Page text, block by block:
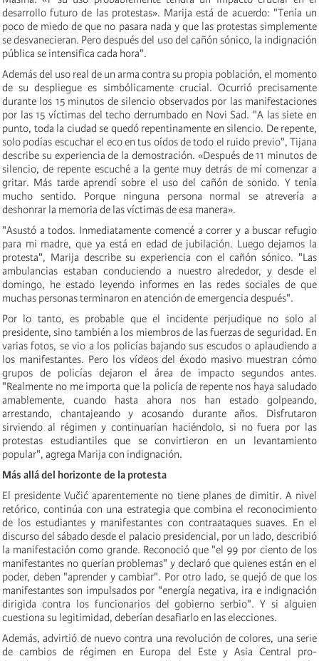
desarrollo futuro de las protestas». Marija está de acuerdo: "Tenía un
poco de miedo de que no pasara nada y que las protestas simplemente
se desvanecieran. Pero después del uso del cañón sónico, la indignación
pública se intensifica cada hora".
Además del uso real de un arma contra su propia población, el momento
de su despliegue es simbólicamente crucial. Ocurrió precisamente
durante los 15 minutos de silencio observados por las manifestaciones
por las 15 víctimas del techo derrumbado en Novi Sad. "A las siete en
punto, toda la ciudad se quedó repentinamente en silencio. De repente,
solo podías escuchar el eco en tus oídos de todo el ruido previo", Tijana
describe su experiencia de la demostración. «Después de 11 minutos de
silencio, de repente escuché a la gente muy detrás de mí comenzar a
gritar. Más tarde aprendí sobre el uso del cañón de sonido. Y tenía
mucho sentido. Porque ninguna persona normal se atrevería a
deshonrar la memoria de las víctimas de esa manera».
"Asustó a todos. Inmediatamente comencé a correr y a buscar refugio
para mi madre, que ya está en edad de jubilación. Luego dejamos la
protesta", Marija describe su experiencia con el cañón sónico. "Las
ambulancias estaban conduciendo a nuestro alrededor, y desde el
domingo, he estado leyendo informes en las redes sociales de que
muchas personas terminaron en atención de emergencia después".
Por lo tanto, es probable que el incidente perjudique no solo al
presidente, sino también a los miembros de las fuerzas de seguridad. En
varias fotos, se vio a los policías bajando sus escudos o aplaudiendo a
los manifestantes. Pero los vídeos del éxodo masivo muestran cómo
grupos de policías dejaron el área de impacto segundos antes.
"Realmente no me importa que la policía de repente nos haya saludado
amablemente, cuando hasta ahora nos han estado golpeando,
arrestando, chantajeando y acosando durante años. Disfrutaron
sirviendo al régimen y continuarían haciéndolo, si no fuera por las
protestas estudiantiles que se convirtieron en un levantamiento
popular", agrega Marija con indignación.
Más allá del horizonte de la protesta
El presidente Vučić aparentemente no tiene planes de dimitir. A nivel
retórico, continúa con una estrategia que combina el reconocimiento
de los estudiantes y manifestantes con contraataques suaves. En el
discurso del sábado desde el palacio presidencial, por un lado, describió
la manifestación como grande. Reconoció que "el 99 por ciento de los
manifestantes no querían problemas" y declaró que quienes están en el
poder, deben "aprender y cambiar". Por otro lado, se quejó de que los
manifestantes son impulsados por "energía negativa, ira e indignación
dirigida contra los funcionarios del gobierno serbio". Y si alguien
cuestiona su legitimidad, deberían desafiarlo en las elecciones.
Además, advirtió de nuevo contra una revolución de colores, una serie
de cambios de régimen en Europa del Este y Asia Central pro-